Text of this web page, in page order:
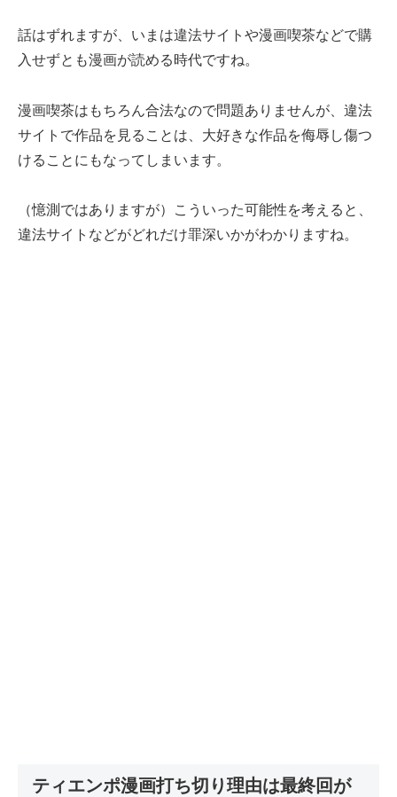
話はずれますが、いまは違法サイトや漫画喫茶などで購
入せずとも漫画が読める時代ですね。
漫画喫茶はもちろん合法なので問題ありませんが、違法
サイトで作品を見ることは、大好きな作品を侮辱し傷つ
けることにもなってしまいます。
（憶測ではありますが）こういった可能性を考えると、
違法サイトなどがどれだけ罪深いかがわかりますね。
ティエンポ漫画打ち切り理由は最終回が